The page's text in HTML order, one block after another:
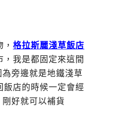
格拉斯麗淺草飯店
，我是都固定來這間
旁邊就是地鐵淺草
飯店的時候一定會經
好就可以補貨